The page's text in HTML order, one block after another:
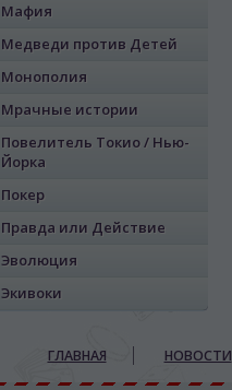
Мафия
Медведи против Детей
Монополия
Мрачные истории
Повелитель Токио / Нью-
Йорка
Покер
Правда или Действие
Эволюция
Экивоки
ГЛАВНАЯ НОВОСТИ